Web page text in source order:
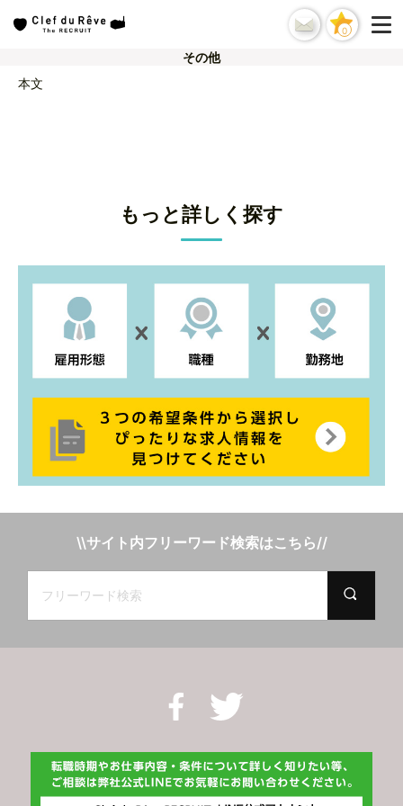
0
その他
本文
もっと詳しく探す
\\サイト内フリーワード検索はこちら//